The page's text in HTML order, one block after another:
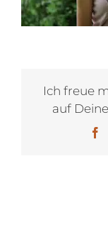
Ich freue
auf